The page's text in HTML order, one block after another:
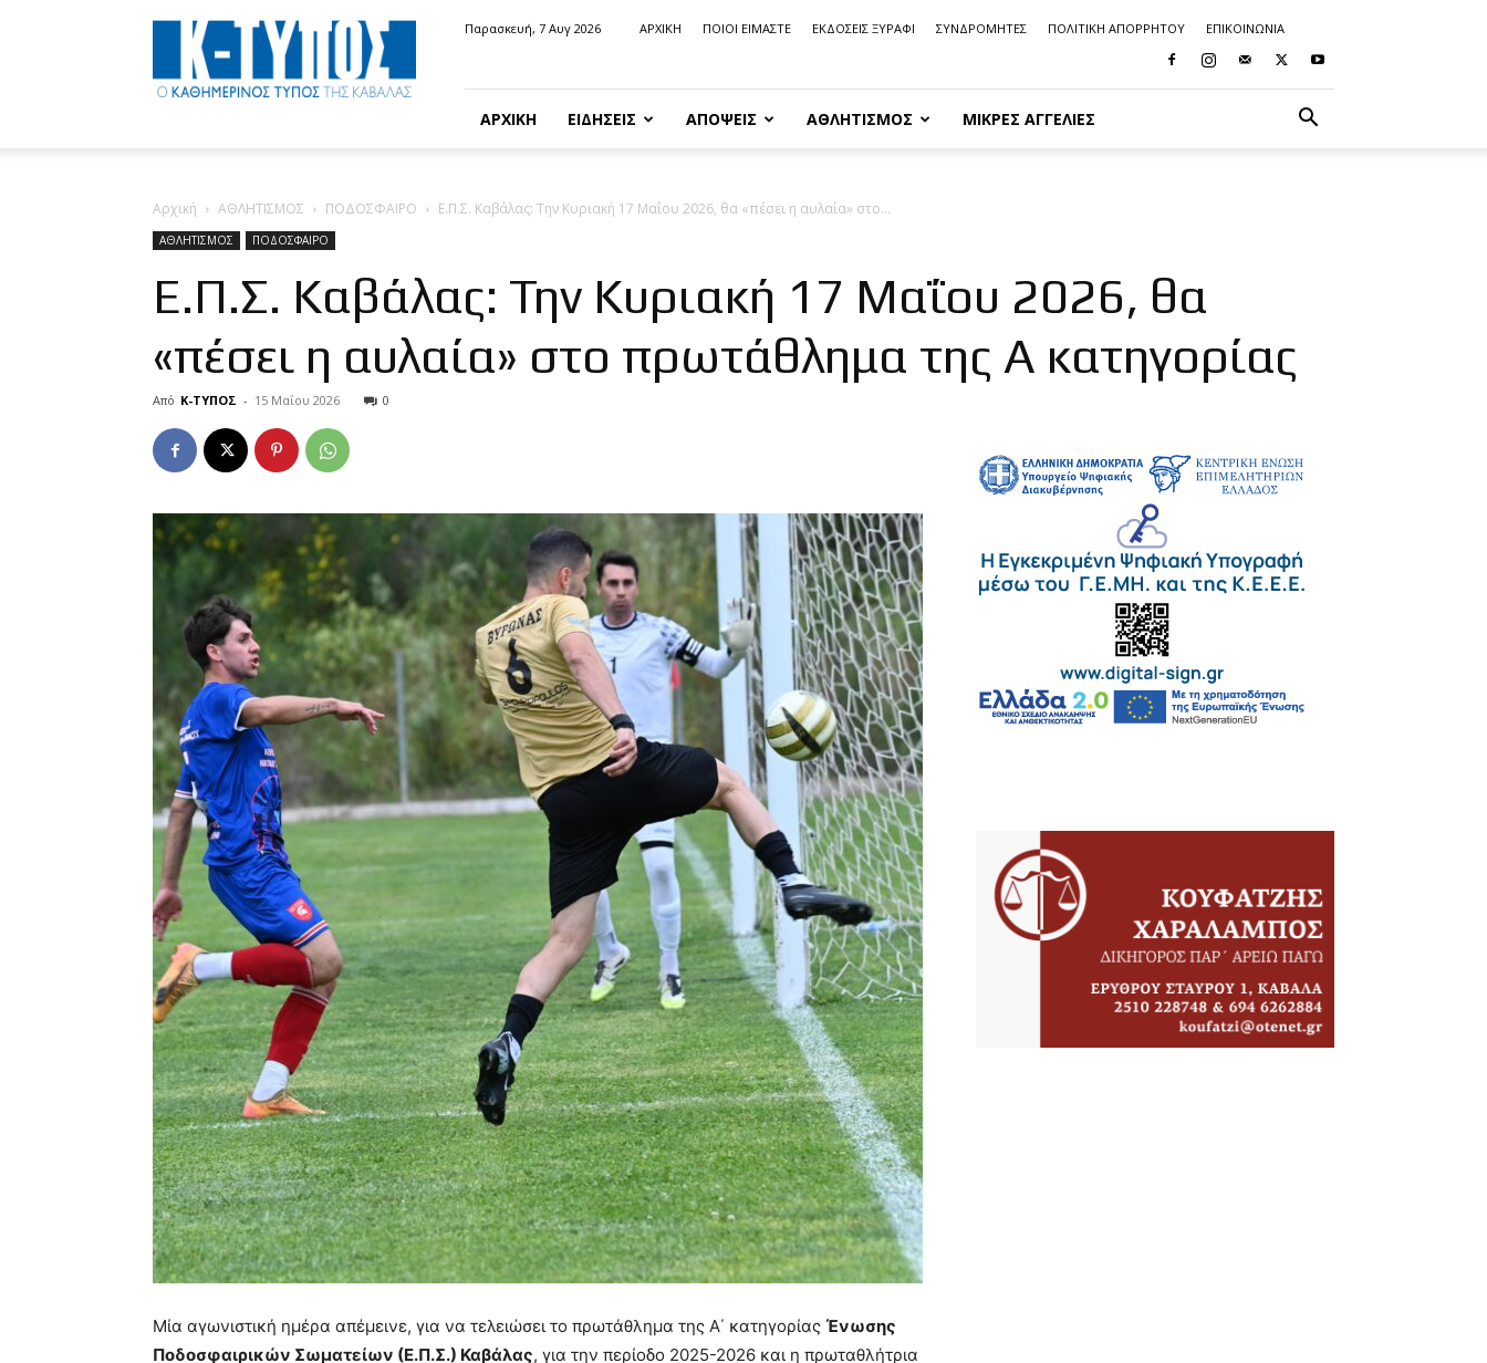
Κ-
ΤΥΠΟΣ
Παρασκευή, 7 Αυγ 2026 ΑΡΧΙΚΗ ΠΟΙΟΙ ΕΙΜΑΣΤΕ ΕΚΔΟΣΕΙΣ ΞΥΡΑΦΙ ΣΥΝΔΡΟΜΗΤΕΣ ΠΟΛΙΤΙΚΗ ΑΠΟΡΡΗΤΟΥ ΕΠΙΚΟΙΝΩΝΙΑ
ΑΡΧΙΚΗ ΕΙΔΗΣΕΙΣ ΑΠΟΨΕΙΣ ΑΘΛΗΤΙΣΜΟΣ ΜΙΚΡΈΣ ΑΓΓΕΛΊΕΣ
Αρχική ΑΘΛΗΤΙΣΜΟΣ ΠΟΔΟΣΦΑΙΡΟ Ε.Π.Σ. Καβάλας: Την Κυριακή 17 Μαΐου 2026, θα «πέσει η αυλαία» στο...
ΑΘΛΗΤΙΣΜΟΣ ΠΟΔΟΣΦΑΙΡΟ
Ε.Π.Σ. Καβάλας: Την Κυριακή 17 Μαΐου 2026, θα
«πέσει η αυλαία» στο πρωτάθλημα της Α΄ κατηγορίας
Από Κ-ΤΥΠΟΣ - 15 Μαΐου 2026 0
Μία αγωνιστική ημέρα απέμεινε, για να τελειώσει το πρωτάθλημα της Α΄ κατηγορίας Ένωσης
Ποδοσφαιρικών Σωματείων (Ε.Π.Σ.) Καβάλας, για την περίοδο 2025-2026 και η πρωταθλήτρια